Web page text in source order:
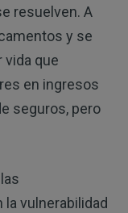
resuelven. A
y se
vida que
en ingresos
seguros, pero
vulnerabilidad